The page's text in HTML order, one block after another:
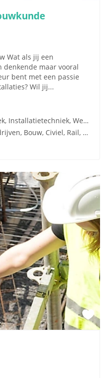
Wat als jij een
denkende maar vooral
bent met een passie
Wil jij...
Bouwkunde, Elektrotechniek, Installatietechniek, Werktuigbouwkunde, W-Installaties
Wegenbouw, Installatiebedrijven, Bouw, Civiel, Rail, Infrastructuren